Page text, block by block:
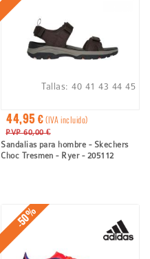
44,95 €(IVA incluido)
PVP 60,00 €
Sandalias para hombre - Skechers
Choc Tresmen - Ryer - 205112
Tallas:40 41 43 44 45
-50%